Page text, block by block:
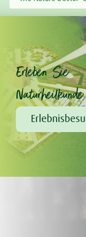
Erleben Sie
Naturheilkunde